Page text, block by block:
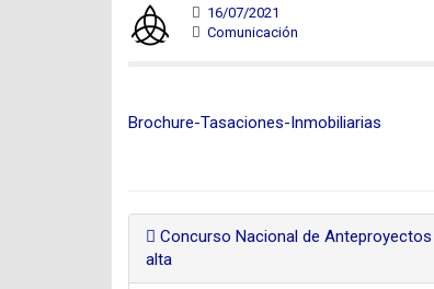
16/07/2021
Comunicación
Brochure-Tasaciones-Inmobiliarias
Concurso Nacional de
alta